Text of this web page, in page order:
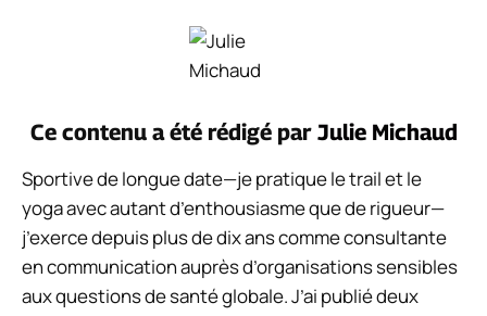
Ce contenu a été rédigé par Julie Michaud
Sportive de longue date—je pratique le trail et le
yoga avec autant d’enthousiasme que de rigueur—
j’exerce depuis plus de dix ans comme consultante
en communication auprès d’organisations sensibles
aux questions de santé globale. J’ai publié deux